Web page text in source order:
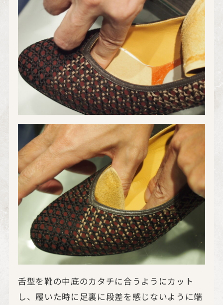
舌型を靴の中底のカタチに合うようにカット
し、履いた時に足裏に段差を感じないように端